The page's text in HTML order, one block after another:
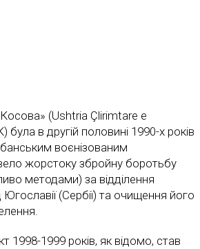
(Ushtria Çlirimtare e
в другій половині 1990-х років
воєнізованим
жорстоку збройну боротьбу
методами) за відділення
Югославії (Сербії) та очищення його
1998-1999 років, як відомо, став